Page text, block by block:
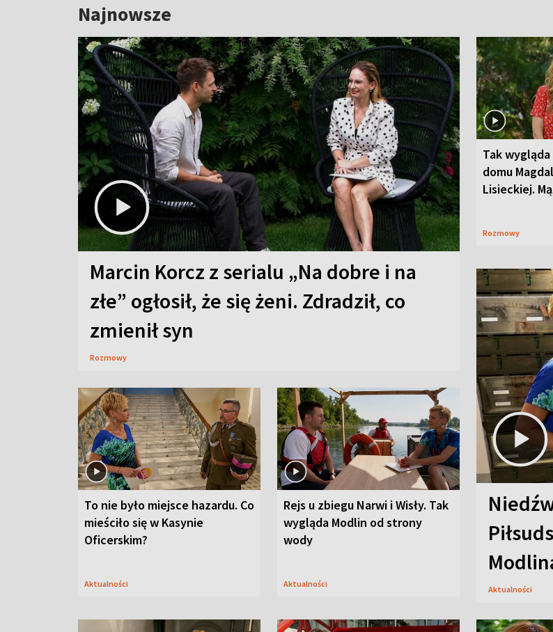
Najnowsze
Marcin Korcz z serialu „Na dobre i na
złe” ogłosił, że się żeni. Zdradził, co
zmienił syn
Rozmowy
Tak
domu
Lisieckiej.
Rozmowy
To nie było miejsce hazardu. Co
mieściło się w Kasynie
Oficerskim?
Aktualności
Rejs u zbiegu Narwi i Wisły. Tak
wygląda Modlin od strony
wody
Aktualności
Aktualności